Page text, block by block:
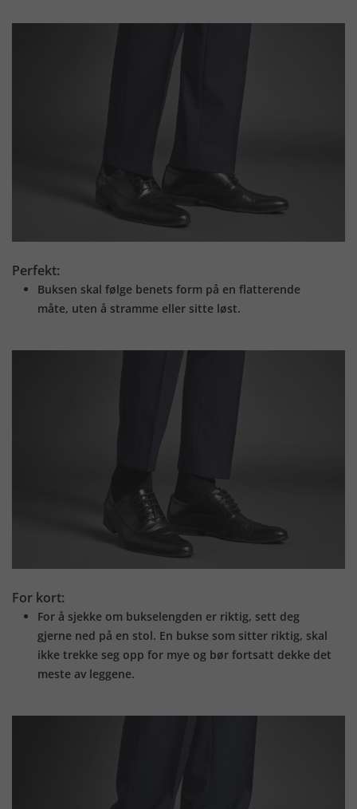
Perfekt:
Buksen skal følge benets form på en flatterende
måte, uten å stramme eller sitte løst.
For kort:
For å sjekke om bukselengden er riktig, sett deg
gjerne ned på en stol. En bukse som sitter riktig, skal
ikke trekke seg opp for mye og bør fortsatt dekke det
meste av leggene.